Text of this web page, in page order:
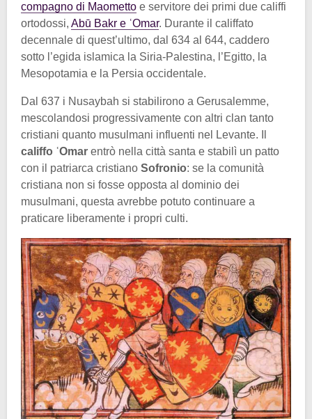
compagno di Maometto e servitore dei primi due califfi
ortodossi, Abū Bakr e ʿOmar. Durante il califfato
decennale di quest’ultimo, dal 634 al 644, caddero
sotto l’egida islamica la Siria-Palestina, l’Egitto, la
Mesopotamia e la Persia occidentale.
Dal 637 i Nusaybah si stabilirono a Gerusalemme,
mescolandosi progressivamente con altri clan tanto
cristiani quanto musulmani influenti nel Levante. Il
califfo ʿOmar entrò nella città santa e stabilì un patto
con il patriarca cristiano Sofronio: se la comunità
cristiana non si fosse opposta al dominio dei
musulmani, questa avrebbe potuto continuare a
praticare liberamente i propri culti.